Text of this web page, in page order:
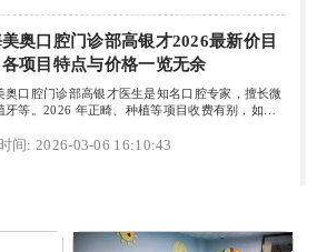
实力强，涵盖多领域专业人才。若有口腔治疗需
拨打400 - 8xx - 2968或咨询线上客服了解详情。
美奥口腔门诊部高银才2026最新价目
项目特点与价格一览无余
奥口腔门诊部高银才医生是知名口腔专家，擅长微
牙等。2026 年正畸、种植等项目收费有别，如传
学修复、儿童与成人口腔治疗也各有价格。美奥口
间: 2026-03-06 16:10:43